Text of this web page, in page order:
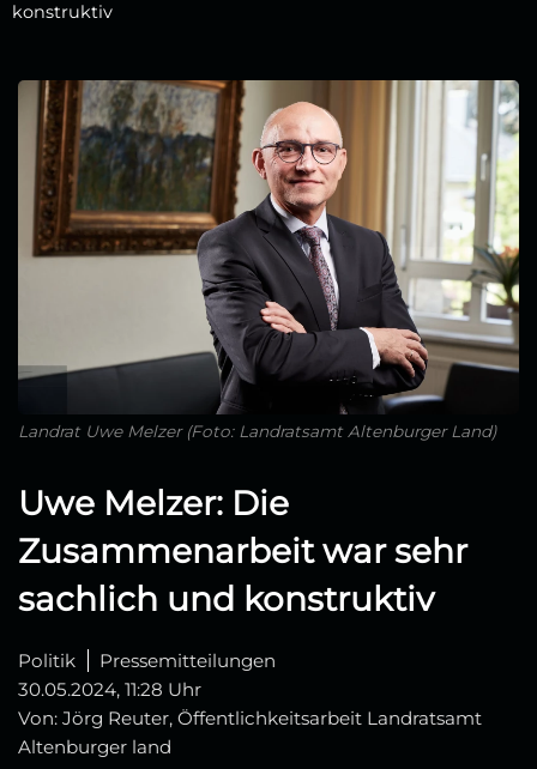
konstruktiv
Landrat Uwe Melzer (Foto: Landratsamt Altenburger Land)
Uwe Melzer: Die
Zusammenarbeit war sehr
sachlich und konstruktiv
Politik
Pressemitteilungen
30.05.2024, 11:28 Uhr
Von: Jörg Reuter, Öffentlichkeitsarbeit Landratsamt
Altenburger land